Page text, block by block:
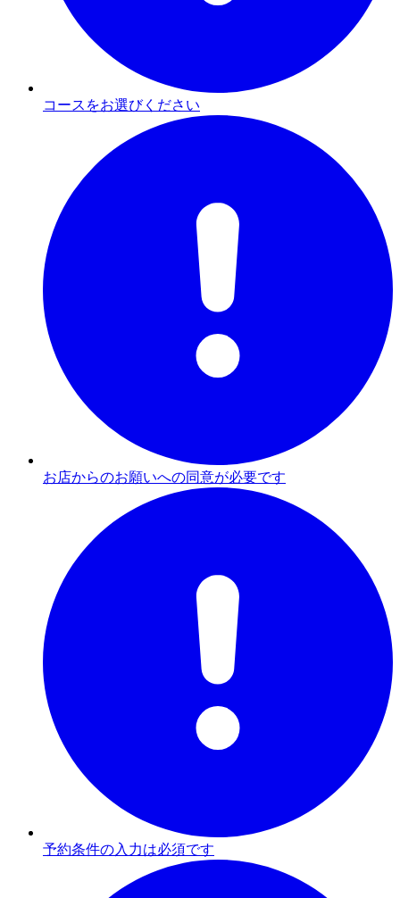
コースをお選びください
お店からのお願いへの同意が必要です
予約条件の入力は必須です